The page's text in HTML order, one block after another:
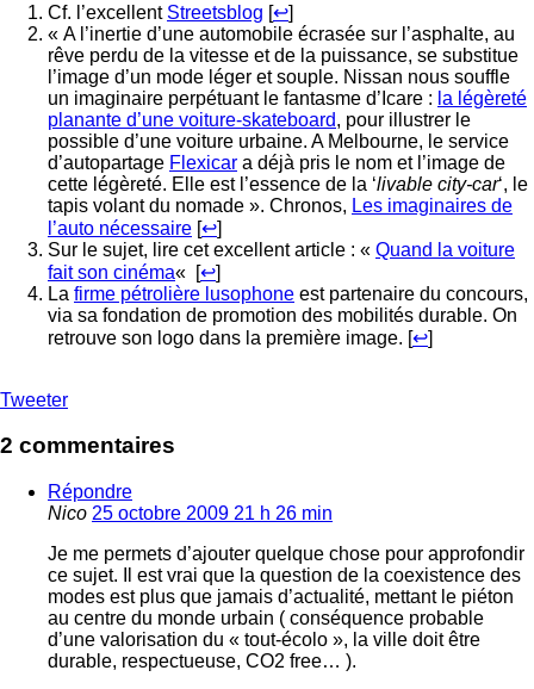
Cf. l’excellent Streetsblog [↩]
« A l’inertie d’une automobile écrasée sur l’asphalte, au
rêve perdu de la vitesse et de la puissance, se substitue
l’image d’un mode léger et souple. Nissan nous souffle
un imaginaire perpétuant le fantasme d’Icare : la légèreté
planante d’une voiture-skateboard, pour illustrer le
possible d’une voiture urbaine. A Melbourne, le service
d’autopartage Flexicar a déjà pris le nom et l’image de
cette légèreté. Elle est l’essence de la ‘livable city-car‘, le
tapis volant du nomade ». Chronos, Les imaginaires de
l’auto nécessaire [↩]
Sur le sujet, lire cet excellent article : « Quand la voiture
fait son cinéma« [↩]
La firme pétrolière lusophone est partenaire du concours,
via sa fondation de promotion des mobilités durable. On
retrouve son logo dans la première image. [↩]
Tweeter
2 commentaires
Répondre
Nico 25 octobre 2009 21 h 26 min
Je me permets d’ajouter quelque chose pour approfondir
ce sujet. Il est vrai que la question de la coexistence des
modes est plus que jamais d’actualité, mettant le piéton
au centre du monde urbain ( conséquence probable
d’une valorisation du « tout-écolo », la ville doit être
durable, respectueuse, CO2 free… ).